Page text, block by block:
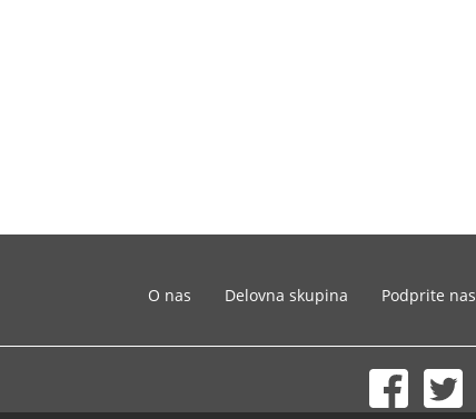
O nas Delovna skupina Podprite nas